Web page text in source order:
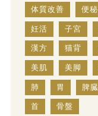
体質改善 便秘
妊活 子宮
漢方 猫背
美肌 美脚
肺 胃 脾臓
首 骨盤